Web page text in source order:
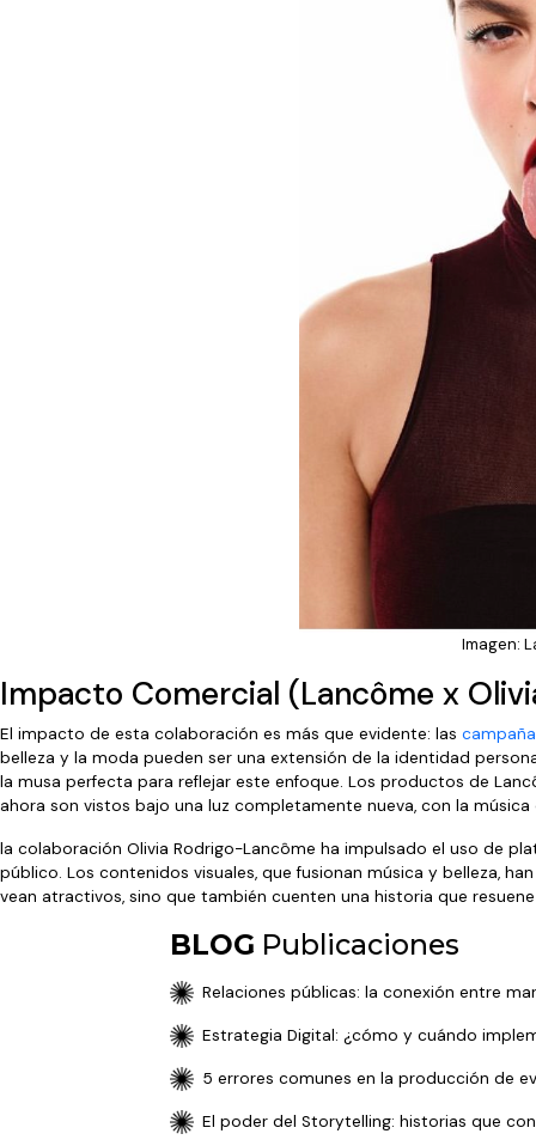
Imagen:
Impacto Comercial (Lancôme x
El impacto de esta colaboración es más que evidente: las
belleza y la moda pueden ser una extensión de la identidad
la musa perfecta para reflejar este enfoque. Los productos de
ahora son vistos bajo una luz completamente nueva, con la
la colaboración Olivia Rodrigo-Lancôme ha impulsado el uso de
público. Los contenidos visuales, que fusionan música y belleza,
vean atractivos, sino que también cuenten una historia que
BLOG Publicaciones
Relaciones públicas: la conexión entre
Estrategia Digital: ¿cómo y cuándo
5 errores comunes en la producción de
⁠⁠El poder del Storytelling: historias que